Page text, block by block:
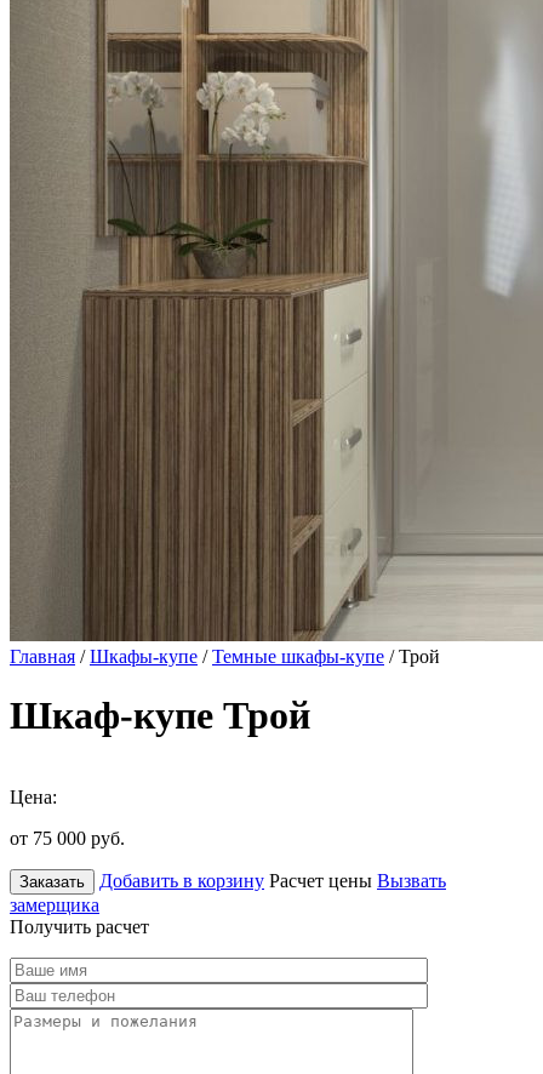
Главная /Шкафы-купе /Темные шкафы-купе / Трой
Шкаф-купе Трой
Цена:
от 75 000 руб.
Заказать Добавить в корзину Расчет цены Вызвать
замерщика
Получить расчет